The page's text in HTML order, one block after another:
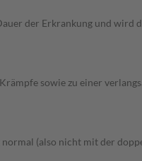
der Erkrankung und
sowie zu einer
normal (also nicht mit der